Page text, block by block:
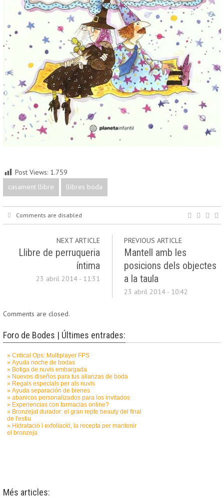
Post Views: 1.759
casament llibre
llibres boda
Comments are disabled
NEXT ARTICLE
Llibre de perruqueria
íntima
23 abril 2014 - 11:31
PREVIOUS ARTICLE
Mantell amb les
posicions dels objectes
a la taula
23 abril 2014 - 10:42
Comments are closed.
Foro de Bodes | Últimes entrades:
Més articles: